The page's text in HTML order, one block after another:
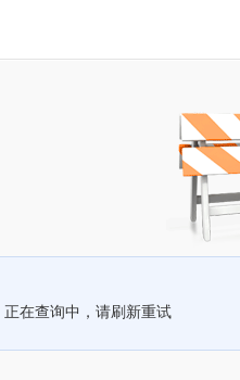
正在查询中，请刷新重试